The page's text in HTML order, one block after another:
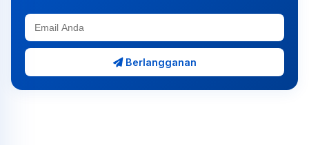
Berlangganan